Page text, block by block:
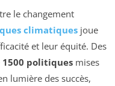
le changement
climatiques joue
et leur équité. Des
1500 politiques mises
lumière des succès,